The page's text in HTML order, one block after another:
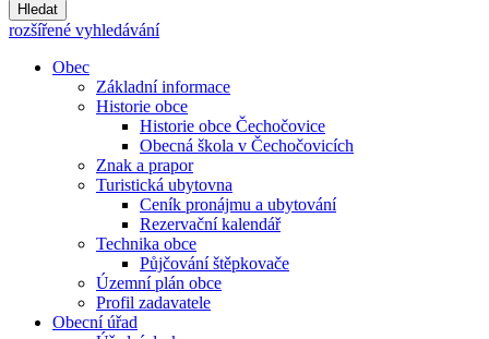
Hledat
rozšířené vyhledávání
Obec
Základní informace
Historie obce
Historie obce Čechočovice
Obecná škola v Čechočovicích
Znak a prapor
Turistická ubytovna
Ceník pronájmu a ubytování
Rezervační kalendář
Technika obce
Půjčování štěpkovače
Územní plán obce
Profil zadavatele
Obecní úřad